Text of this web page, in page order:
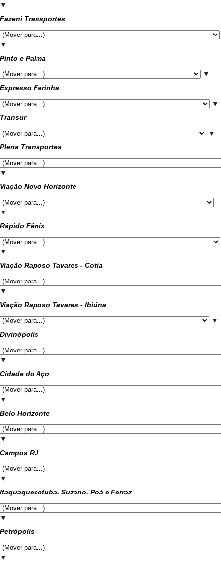
▼
Fazeni Transportes
▼
Pinto e Palma
▼
Expresso Farinha
▼
Transur
▼
Plena Transportes
▼
Viação Novo Horizonte
▼
Rápido Fênix
▼
Viação Raposo Tavares - Cotia
▼
Viação Raposo Tavares - Ibiúna
▼
Divinópolis
▼
Cidade do Aço
▼
Belo Horizonte
▼
Campos RJ
▼
Itaquaquecetuba, Suzano, Poá e Ferraz
▼
Petrópolis
▼